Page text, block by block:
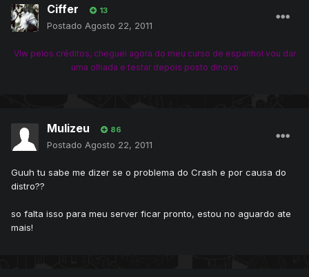
Ciffer 13
Postado Agosto 22, 2011
Vlw pelos créditos, cheguei agora do meu curso de espanhol vou dar
uma olhada e testar depois posto dinovo
Mulizeu 86
Postado Agosto 22, 2011
Guuh tu sabe me dizer se o problema do Crash e por causa do
distro??
so falta isso para meu server ficar pronto, estou no aguardo ate
mais!